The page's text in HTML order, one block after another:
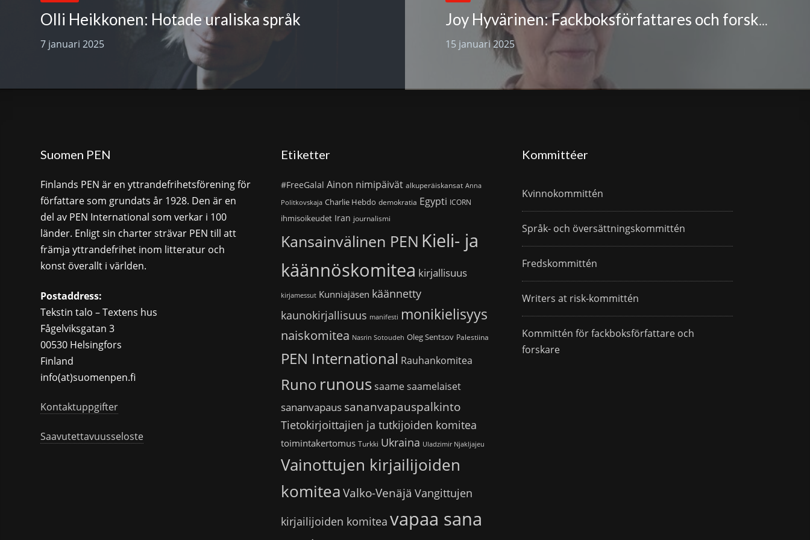
Olli Heikkonen: Hotade uraliska språk
7 januari 2025
Joy Hyvärinen: Fackboksförfattares och forskares yttrandefrihet hotad
15 januari 2025
Suomen PEN
Finlands PEN är en yttrandefrihetsförening för
författare som grundats år 1928. Den är en
del av PEN International som verkar i 100
länder. Enligt sin charter strävar PEN till att
främja yttrandefrihet inom litteratur och
konst överallt i världen.
Postaddress:
Tekstin talo – Textens hus
Fågelviksgatan 3
00530 Helsingfors
Finland
info(at)suomenpen.fi
Kontaktuppgifter
Saavutettavuusseloste
Etiketter
#FreeGalal Ainon nimipäivät alkuperäiskansat Anna
Politkovskaja Charlie Hebdo demokratia Egypti ICORN
ihmisoikeudet Iran journalismi
Kansainvälinen PEN Kieli- ja
käännöskomitea kirjallisuus
kirjamessut Kunniajäsen käännetty
kaunokirjallisuus manifesti monikielisyys
naiskomitea Nasrin Sotoudeh Oleg Sentsov Palestiina
PEN International Rauhankomitea
Runo runoussaamesaamelaiset
sananvapaus sananvapauspalkinto
Tietokirjoittajien ja tutkijoiden komitea
toimintakertomus Turkki Ukraina Uladzimir Njakljajeu
Vainottujen kirjailijoiden
komitea Valko-Venäjä Vangittujen
kirjailijoiden komitea vapaa sana
Kommittéer
Kvinnokommittén
Språk- och översättningskommittén
Fredskommittén
Writers at risk-kommittén
Kommittén för fackboksförfattare och
forskare